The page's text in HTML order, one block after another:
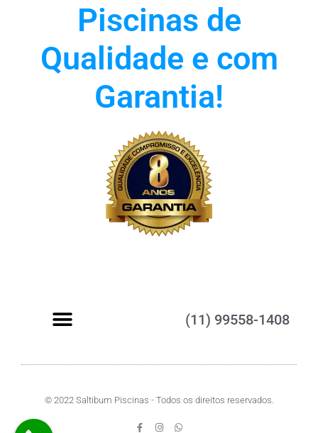
Piscinas de
Qualidade e com
Garantia!
(11) 99558-1408
© 2022 Saltibum Piscinas - Todos os direitos reservados.
F
I
W